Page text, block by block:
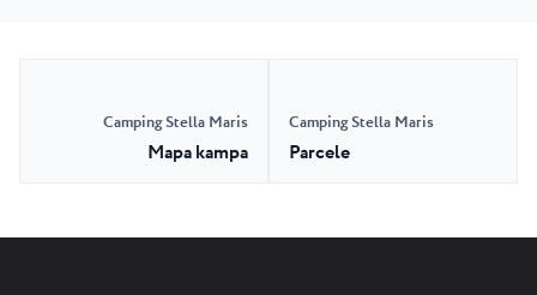
Camping Stella Maris
Mapa kampa
Camping Stella Maris
Parcele